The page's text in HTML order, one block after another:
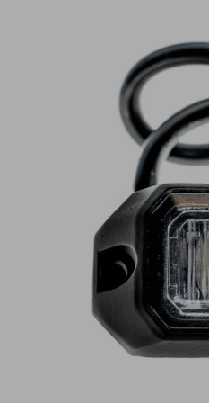
Panele świetlne LED
Opryskiwacze polowe
Zestawy oświetlenia
Często zadawane